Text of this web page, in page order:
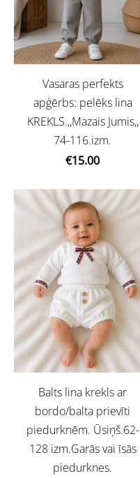
Vasaras perfekts
apģērbs: pelēks lina
KREKLS.,,Mazais Jumis,,
74-116.izm.
€15.00
Balts lina krekls ar
bordo/balta prievīti
piedurknēm. Ūsiņš.62-
128 izm.Garās vai īsās
piedurknes.